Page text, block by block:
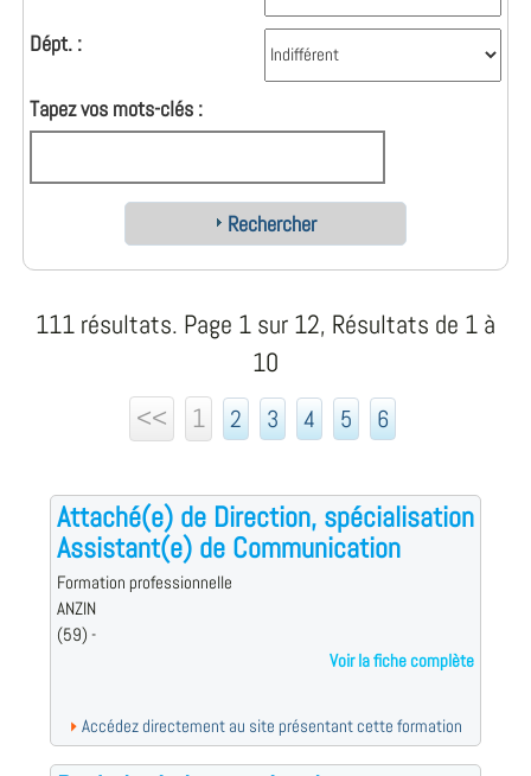
Dépt. :
Tapez vos mots-clés :
Rechercher
111 résultats. Page 1 sur 12, Résultats de 1 à
10
<<
1 2 3 4 5 6
Attaché(e) de Direction, spécialisation
Assistant(e) de Communication
Formation professionnelle
ANZIN
(59) -
Voir la fiche complète
Accédez directement au site présentant cette formation